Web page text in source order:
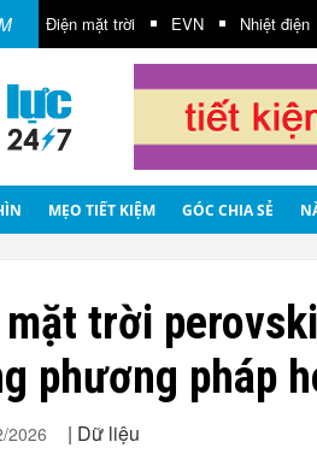
Điện mặt trời EVN Nhiệt điện
MẸO TIẾT KIỆM GÓC CHIA SẺ
trời
phương pháp
2026 | Dữ liệu